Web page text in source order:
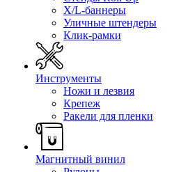
X/L-баннеры
Уличные штендеры
Клик-рамки
Инструменты
Ножи и лезвия
Крепеж
Ракели для пленки
Магнитный винил